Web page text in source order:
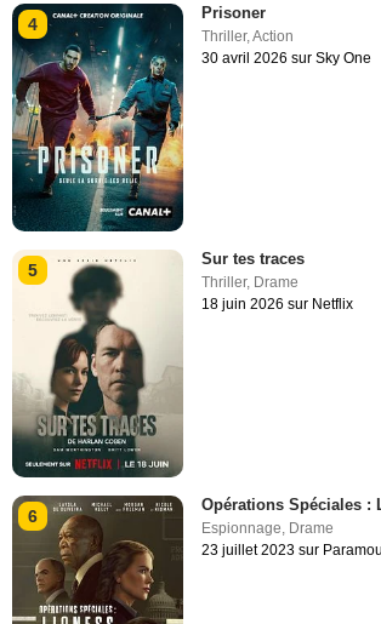
4
Prisoner
Thriller,Action
30 avril 2026 sur Sky One
5
Sur tes traces
Thriller, Drame
18 juin 2026 sur Netflix
6
Opérations Spéciales :
Espionnage, Drame
23 juillet 2023 sur